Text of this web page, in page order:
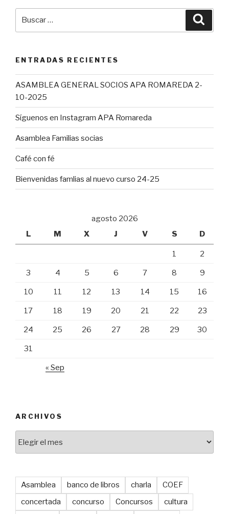
ENTRADAS RECIENTES
ASAMBLEA GENERAL SOCIOS APA ROMAREDA 2-
10-2025
Síguenos en Instagram APA Romareda
Asamblea Familias socias
Café con fé
Bienvenidas famlias al nuevo curso 24-25
agosto 2026
L
M X J V S D
1 2
3 4 5 6 7 8 9
10 11 12 13 14 15 16
17 18 19 20 21 22 23
24 25 26 27 28 29 30
31
« Sep
ARCHIVOS
Asamblea banco de libros charla
COEF
concertada
concurso Concursos cultura